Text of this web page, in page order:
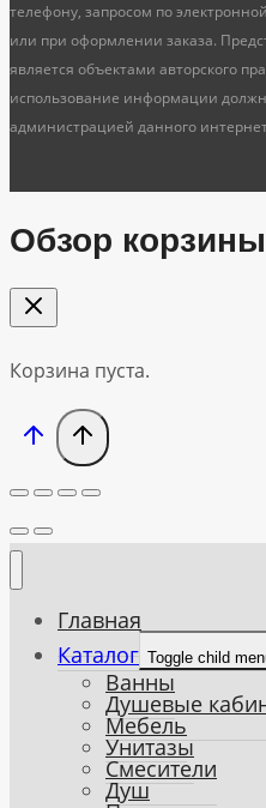
телефону, запросом по
или при оформлении заказа.
является объектами авторского
использование информации
администрацией данного
Обзор корзины
Корзина пуста.
Главная
Каталог Toggle child
Ванны
Душевые
Мебель
Унитазы
Смесители
Душ